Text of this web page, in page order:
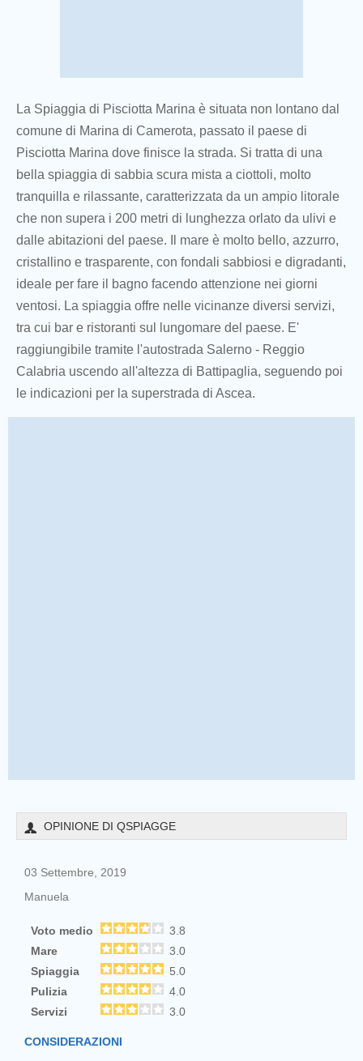
La Spiaggia di Pisciotta Marina è situata non lontano dal
comune di Marina di Camerota, passato il paese di
Pisciotta Marina dove finisce la strada. Si tratta di una
bella spiaggia di sabbia scura mista a ciottoli, molto
tranquilla e rilassante, caratterizzata da un ampio litorale
che non supera i 200 metri di lunghezza orlato da ulivi e
dalle abitazioni del paese. Il mare è molto bello, azzurro,
cristallino e trasparente, con fondali sabbiosi e digradanti,
ideale per fare il bagno facendo attenzione nei giorni
ventosi. La spiaggia offre nelle vicinanze diversi servizi,
tra cui bar e ristoranti sul lungomare del paese. E'
raggiungibile tramite l'autostrada Salerno - Reggio
Calabria uscendo all'altezza di Battipaglia, seguendo poi
le indicazioni per la superstrada di Ascea.
OPINIONE DI QSPIAGGE
03 Settembre, 2019
Manuela
Voto medio
3.8
Mare
3.0
Spiaggia
5.0
Pulizia
4.0
Servizi
3.0
CONSIDERAZIONI